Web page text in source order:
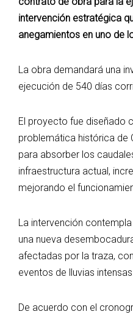
intervención estratégica
anegamientos en uno de
La obra demandará una
ejecución de 540 días
El proyecto fue diseñado
problemática histórica de
para absorber los
infraestructura actual,
mejorando el
La intervención
una nueva
afectadas por la traza,
eventos de lluvias intensas.
De acuerdo con el